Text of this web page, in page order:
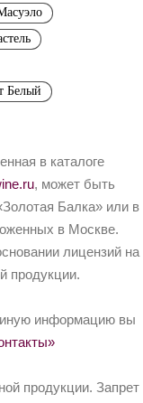
Белый
в каталоге
, может быть
Балка» или в
в Москве.
лицензий на
продукции.
иную информацию вы
продукции. Запрет